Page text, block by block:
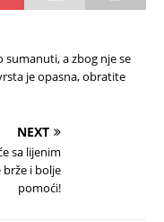
a zbog nje se
je opasna, obratite
NEXT
sa lijenim
i bolje
pomoći!